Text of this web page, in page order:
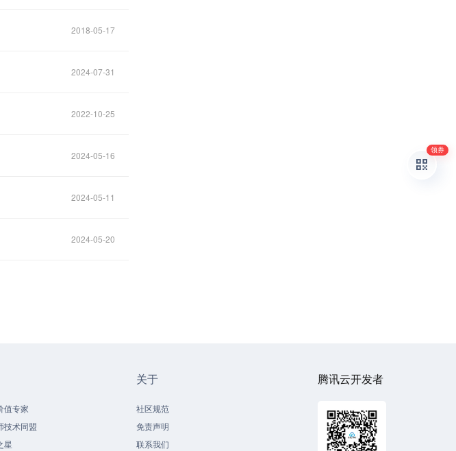
2018-05-17
2024-07-31
2022-10-25
2024-05-16
2024-05-11
2024-05-20
值专家
技术同盟
星
关于
社区规范
免责声明
联系我们
腾讯云开发者
领券